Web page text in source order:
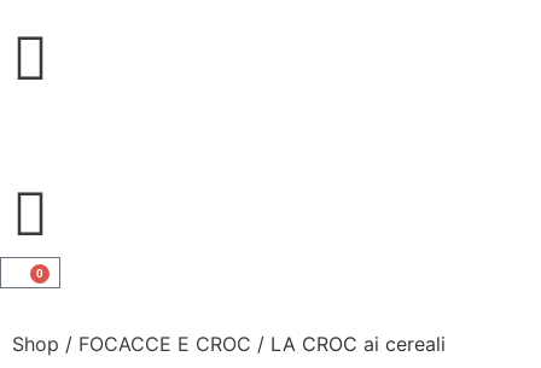
0
Shop / FOCACCE E CROC / LA CROC ai cereali